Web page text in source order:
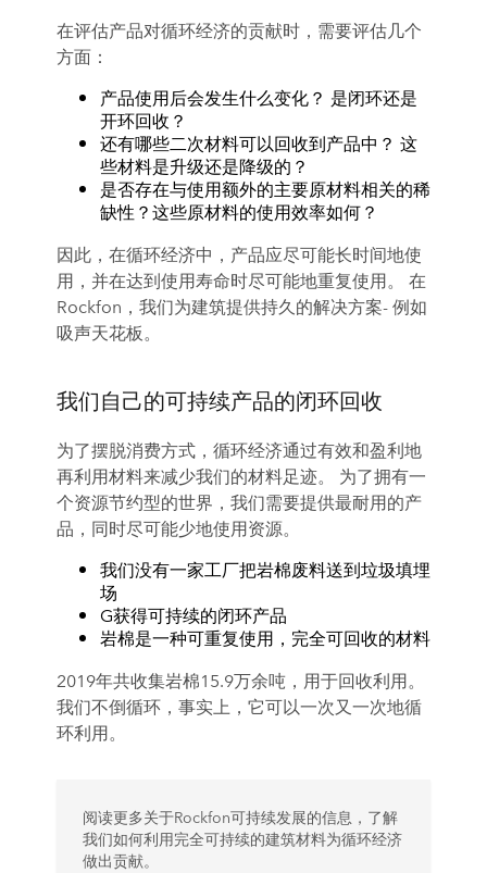
在评估产品对循环经济的贡献时，需要评估几个
方面：
产品使用后会发生什么变化？ 是闭环还是
开环回收？
还有哪些二次材料可以回收到产品中？ 这
些材料是升级还是降级的？
是否存在与使用额外的主要原材料相关的稀
缺性？这些原材料的使用效率如何？
因此，在循环经济中，产品应尽可能长时间地使
用，并在达到使用寿命时尽可能地重复使用。 在
Rockfon，我们为建筑提供持久的解决方案- 例如
吸声天花板。
我们自己的可持续产品的闭环回收
为了摆脱消费方式，循环经济通过有效和盈利地
再利用材料来减少我们的材料足迹。 为了拥有一
个资源节约型的世界，我们需要提供最耐用的产
品，同时尽可能少地使用资源。
我们没有一家工厂把岩棉废料送到垃圾填埋
场
G获得可持续的闭环产品
岩棉是一种可重复使用，完全可回收的材料
2019年共收集岩棉15.9万余吨，用于回收利用。
我们不倒循环，事实上，它可以一次又一次地循
环利用。
阅读更多关于Rockfon可持续发展的信息，了解
我们如何利用完全可持续的建筑材料为循环经济
做出贡献。